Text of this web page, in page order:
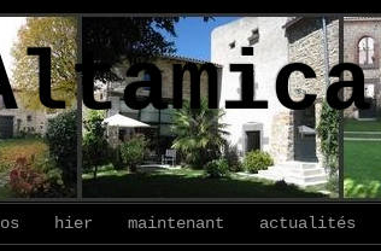
hier maintenant actualités